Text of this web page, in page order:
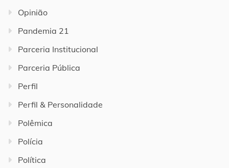
Opinião
Pandemia 21
Parceria Institucional
Parceria Pública
Perfil
Perfil & Personalidade
Polêmica
Polícia
Política